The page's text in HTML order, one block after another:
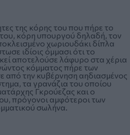
της κόρης του που πήρε το
κόρη υπουργού δηλαδή, τον
χωριουδάκι δίπλα
ιδίοις όμμασι ότι το
αποτελούσε λάφυρο στα χέρια
κόμματος πήρε των
από την κυβέρνηση αηδιασμένος
τα γρανάζια του οποίου
Γκρούεζας και ο
πρόγονοι αμφότεροι των
σωλήνα.